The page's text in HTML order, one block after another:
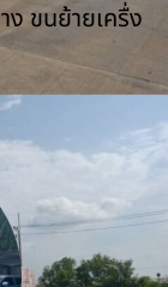
ง ขนย้ายเครื่ง